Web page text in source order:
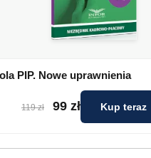
PIP. Nowe uprawnienia
119 zł 99 zł Kup teraz